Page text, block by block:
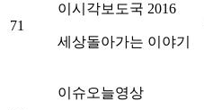
71
이시각보도국 2016
세상돌아가는 이야기
이슈오늘영상